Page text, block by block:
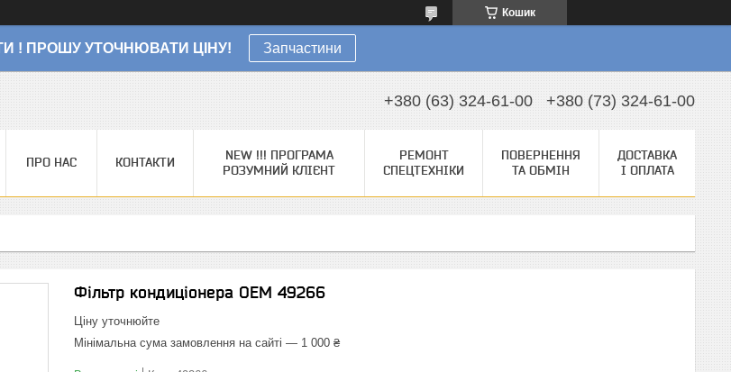
Кошик
! ПРОШУ УТОЧНЮВАТИ ЦІНУ! Запчастини
+380 (63) 324-61-00 +380 (73) 324-61-00
ПРО НАС КОНТАКТИ
NEW !!! ПРОГРАМА
РОЗУМНИЙ КЛІЄНТ
РЕМОНТ
СПЕЦТЕХНІКИ
ПОВЕРНЕННЯ
ТА ОБМІН
ДОСТАВКА
І ОПЛАТА
Фільтр кондиціонера OEM 49266
Ціну уточнюйте
Мінімальна сума замовлення на сайті — 1 000 ₴